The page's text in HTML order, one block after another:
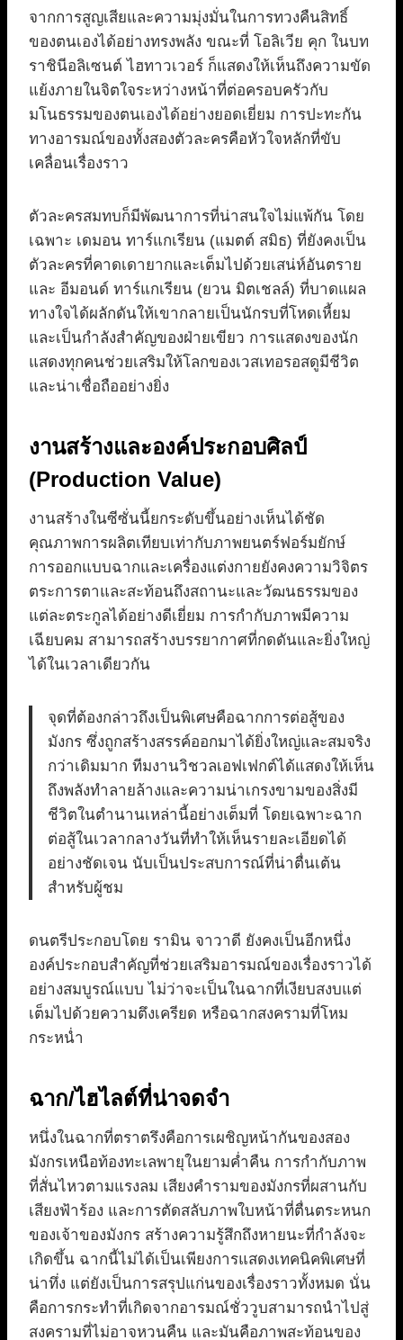
จากการสูญเสียและความมุ่งมั่นในการทวงคืนสิทธิ์
ของตนเองได้อย่างทรงพลัง ขณะที่ โอลิเวีย คุก ในบท
ราชินีอลิเซนต์ ไฮทาวเวอร์ ก็แสดงให้เห็นถึงความขัด
แย้งภายในจิตใจระหว่างหน้าที่ต่อครอบครัวกับ
มโนธรรมของตนเองได้อย่างยอดเยี่ยม การปะทะกัน
ทางอารมณ์ของทั้งสองตัวละครคือหัวใจหลักที่ขับ
เคลื่อนเรื่องราว
ตัวละครสมทบก็มีพัฒนาการที่น่าสนใจไม่แพ้กัน โดย
เฉพาะ เดมอน ทาร์แกเรียน (แมตต์ สมิธ) ที่ยังคงเป็น
ตัวละครที่คาดเดายากและเต็มไปด้วยเสน่ห์อันตราย
และ อีมอนด์ ทาร์แกเรียน (ยวน มิตเชลล์) ที่บาดแผล
ทางใจได้ผลักดันให้เขากลายเป็นนักรบที่โหดเหี้ยม
และเป็นกำลังสำคัญของฝ่ายเขียว การแสดงของนัก
แสดงทุกคนช่วยเสริมให้โลกของเวสเทอรอสดูมีชีวิต
และน่าเชื่อถืออย่างยิ่ง
งานสร้างและองค์ประกอบศิลป์
(Production Value)
งานสร้างในซีซั่นนี้ยกระดับขึ้นอย่างเห็นได้ชัด
คุณภาพการผลิตเทียบเท่ากับภาพยนตร์ฟอร์มยักษ์
การออกแบบฉากและเครื่องแต่งกายยังคงความวิจิตร
ตระการตาและสะท้อนถึงสถานะและวัฒนธรรมของ
แต่ละตระกูลได้อย่างดีเยี่ยม การกำกับภาพมีความ
เฉียบคม สามารถสร้างบรรยากาศที่กดดันและยิ่งใหญ่
ได้ในเวลาเดียวกัน
จุดที่ต้องกล่าวถึงเป็นพิเศษคือฉากการต่อสู้ของ
มังกร ซึ่งถูกสร้างสรรค์ออกมาได้ยิ่งใหญ่และสมจริง
กว่าเดิมมาก ทีมงานวิชวลเอฟเฟกต์ได้แสดงให้เห็น
ถึงพลังทำลายล้างและความน่าเกรงขามของสิ่งมี
ชีวิตในตำนานเหล่านี้อย่างเต็มที่ โดยเฉพาะฉาก
ต่อสู้ในเวลากลางวันที่ทำให้เห็นรายละเอียดได้
อย่างชัดเจน นับเป็นประสบการณ์ที่น่าตื่นเต้น
สำหรับผู้ชม
ดนตรีประกอบโดย รามิน จาวาดี ยังคงเป็นอีกหนึ่ง
องค์ประกอบสำคัญที่ช่วยเสริมอารมณ์ของเรื่องราวได้
อย่างสมบูรณ์แบบ ไม่ว่าจะเป็นในฉากที่เงียบสงบแต่
เต็มไปด้วยความตึงเครียด หรือฉากสงครามที่โหม
กระหน่ำ
ฉาก/ไฮไลต์ที่น่าจดจำ
หนึ่งในฉากที่ตราตรึงคือการเผชิญหน้ากันของสอง
มังกรเหนือท้องทะเลพายุในยามค่ำคืน การกำกับภาพ
ที่สั่นไหวตามแรงลม เสียงคำรามของมังกรที่ผสานกับ
เสียงฟ้าร้อง และการตัดสลับภาพใบหน้าที่ตื่นตระหนก
ของเจ้าของมังกร สร้างความรู้สึกถึงหายนะที่กำลังจะ
เกิดขึ้น ฉากนี้ไม่ได้เป็นเพียงการแสดงเทคนิคพิเศษที่
น่าทึ่ง แต่ยังเป็นการสรุปแก่นของเรื่องราวทั้งหมด นั่น
คือการกระทำที่เกิดจากอารมณ์ชั่ววูบสามารถนำไปสู่
สงครามที่ไม่อาจหวนคืน และมันคือภาพสะท้อนของ